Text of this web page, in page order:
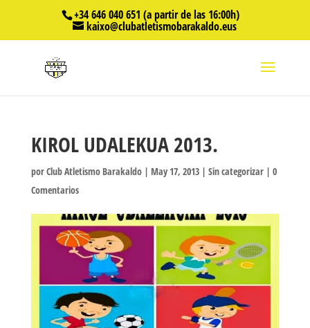
+34 646 040 651 (a partir de las 16:00h)
kaixo@clubatletismobarakaldo.eus
KIROL UDALEKUA 2013.
porClub Atletismo Barakaldo| May 17, 2013| Sin categorizar| 0
Comentarios